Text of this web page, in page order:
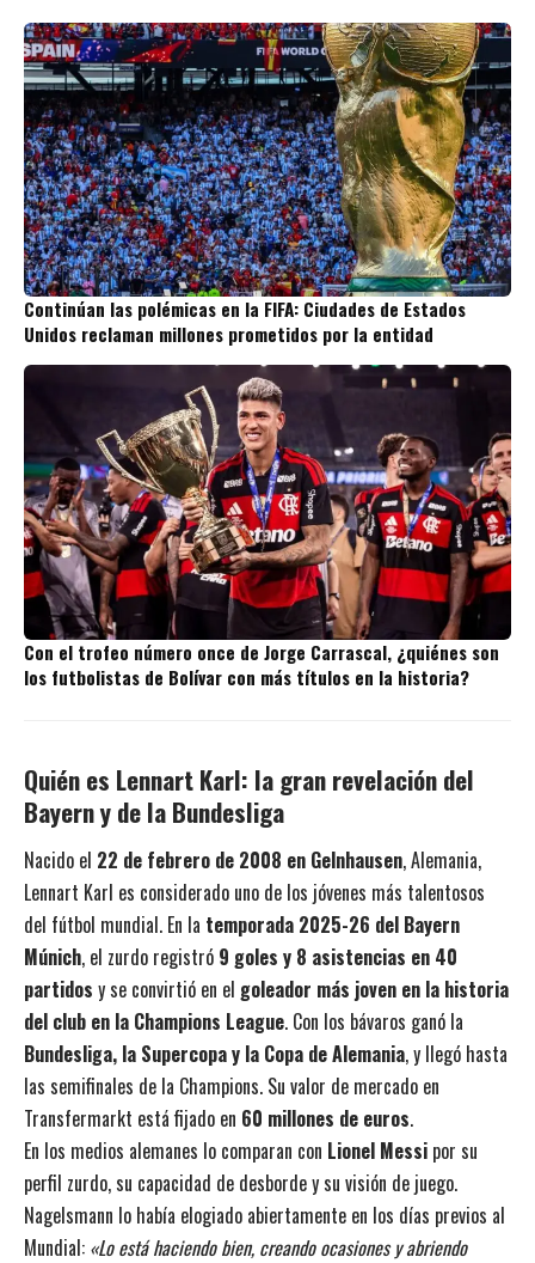
Continúan las polémicas en la FIFA: Ciudades de Estados
Unidos reclaman millones prometidos por la entidad
Con el trofeo número once de Jorge Carrascal, ¿quiénes son
los futbolistas de Bolívar con más títulos en la historia?
Quién es Lennart Karl: la gran revelación del
Bayern y de la Bundesliga
Nacido el 22 de febrero de 2008 en Gelnhausen, Alemania,
Lennart Karl es considerado uno de los jóvenes más talentosos
del fútbol mundial. En la temporada 2025-26 del Bayern
Múnich, el zurdo registró 9 goles y 8 asistencias en 40
partidos y se convirtió en el goleador más joven en la historia
del club en la Champions League. Con los bávaros ganó la
Bundesliga, la Supercopa y la Copa de Alemania, y llegó hasta
las semifinales de la Champions. Su valor de mercado en
Transfermarkt está fijado en 60 millones de euros.
En los medios alemanes lo comparan con Lionel Messi por su
perfil zurdo, su capacidad de desborde y su visión de juego.
Nagelsmann lo había elogiado abiertamente en los días previos al
Mundial: «Lo está haciendo bien, creando ocasiones y abriendo